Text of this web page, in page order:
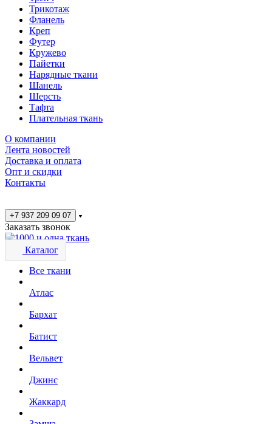
Трикотаж
Фланель
Креп
Футер
Кружево
Пайетки
Нарядные ткани
Шанель
Шерсть
Тафта
Плательная ткань
О компании
Лента новостей
Доставка и оплата
Опт и скидки
Контакты
+7 937 209 09 07
Заказать звонок
Каталог
Все ткани
Атлас
Бархат
Батист
Вельвет
Джинс
Жаккард